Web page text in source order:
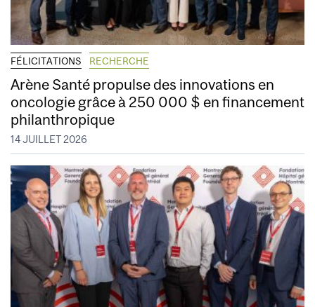
FÉLICITATIONS RECHERCHE
Arène Santé propulse des innovations en
oncologie grâce à 250 000 $ en financement
philanthropique
14 JUILLET 2026